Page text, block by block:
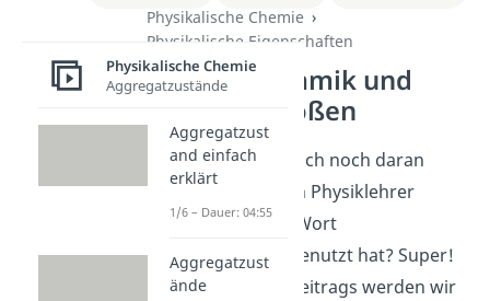
Physikalische Chemie
Physikalische Eigenschaften
Thermodynamik und
Zustandsgrößen
Hallo! Du kannst dich noch daran
erinnern, dass dein Physiklehrer
schon einmal das Wort
Zustandsgrößen benutzt hat? Super!
Innerhalb dieses Beitrags werden wir
Physikalische Chemie
Aggregatzustände
Aggregatzust
and einfach
erklärt
1/6 – Dauer: 04:55
Aggregatzust
ände